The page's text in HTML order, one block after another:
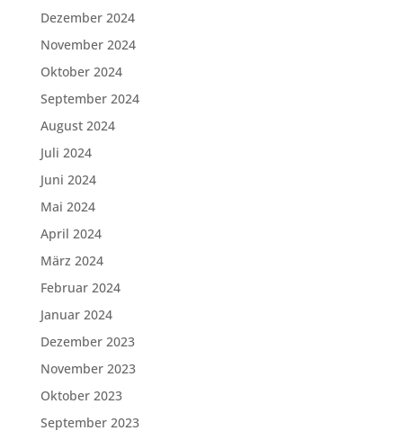
Dezember 2024
November 2024
Oktober 2024
September 2024
August 2024
Juli 2024
Juni 2024
Mai 2024
April 2024
März 2024
Februar 2024
Januar 2024
Dezember 2023
November 2023
Oktober 2023
September 2023